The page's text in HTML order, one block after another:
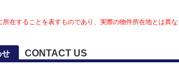
在することを表すものであり、実際の物件所在地とは異な
せ CONTACT US